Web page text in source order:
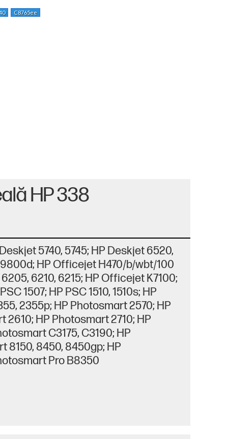
C8765ee
HP 338
5740, 5745; HP Deskjet 6520,
HP Officejet H470/b/wbt/100
6210, 6215; HP Officejet K7100;
1507; HP PSC 1510, 1510s; HP
2355p; HP Photosmart 2570; HP
HP Photosmart 2710; HP
C3175, C3190; HP
8150, 8450, 8450gp; HP
Pro B8350